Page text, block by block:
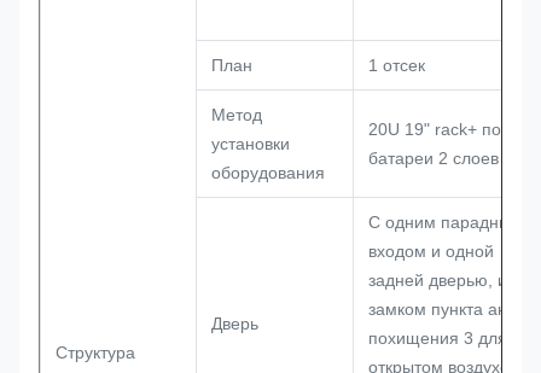
Структура
План 1 отсек
Метод
установки
оборудования
20U 19" rack+ полка
батареи 2 слоев
Дверь
С одним парадным
входом и одной
задней дверью, и
замком пункта анти--
похищения 3 для на
открытом воздухе